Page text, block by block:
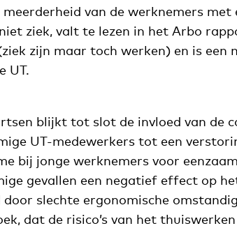
van de werknemers met
ziek, valt te lezen in het Arbo
zijn maar toch werken) en is een
UT.
blijkt tot slot de invloed van de
UT-medewerkers tot een
bij jonge werknemers voor
gevallen een negatief effect op
slechte ergonomische
dat de risico’s van het